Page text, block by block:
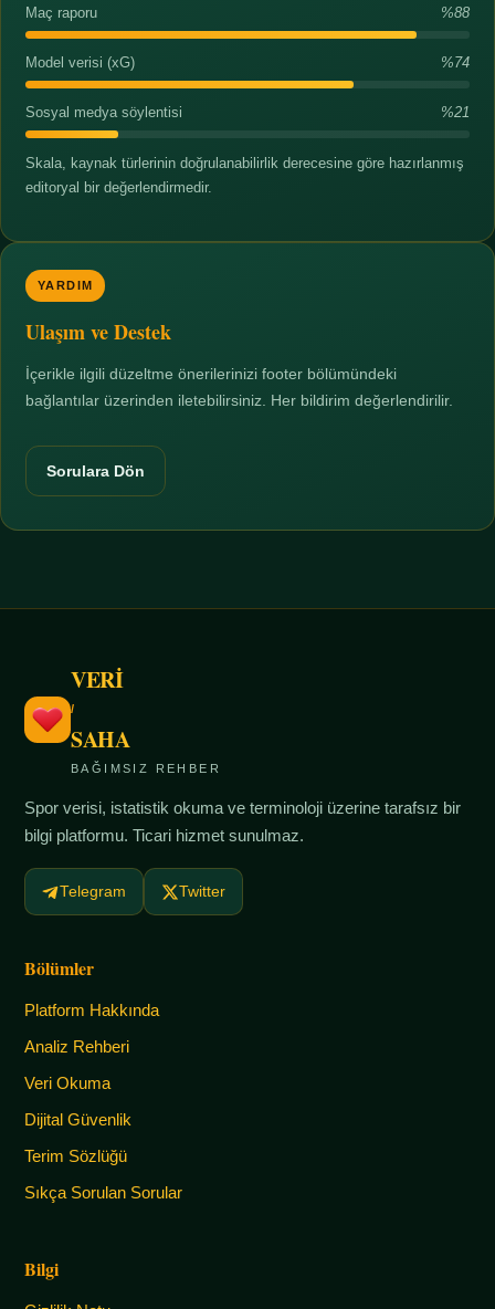
Maç raporu %88
Model verisi (xG) %74
Sosyal medya söylentisi %21
Skala, kaynak türlerinin doğrulanabilirlik derecesine göre hazırlanmış
editoryal bir değerlendirmedir.
YARDIM
Ulaşım ve Destek
İçerikle ilgili düzeltme önerilerinizi footer bölümündeki
bağlantılar üzerinden iletebilirsiniz. Her bildirim değerlendirilir.
Sorulara Dön
VERİ
/
SAHA
BAĞIMSIZ REHBER
Spor verisi, istatistik okuma ve terminoloji üzerine tarafsız bir
bilgi platformu. Ticari hizmet sunulmaz.
Telegram Twitter
Bölümler
Platform Hakkında
Analiz Rehberi
Veri Okuma
Dijital Güvenlik
Terim Sözlüğü
Sıkça Sorulan Sorular
Bilgi